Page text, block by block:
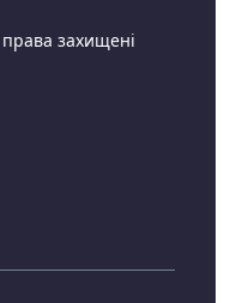
захищені